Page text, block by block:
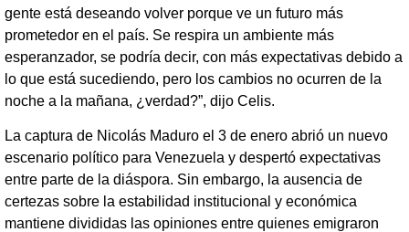
gente está deseando volver porque ve un futuro más
prometedor en el país. Se respira un ambiente más
esperanzador, se podría decir, con más expectativas debido a
lo que está sucediendo, pero los cambios no ocurren de la
noche a la mañana, ¿verdad?”, dijo Celis.
La captura de Nicolás Maduro el 3 de enero abrió un nuevo
escenario político para Venezuela y despertó expectativas
entre parte de la diáspora. Sin embargo, la ausencia de
certezas sobre la estabilidad institucional y económica
mantiene divididas las opiniones entre quienes emigraron